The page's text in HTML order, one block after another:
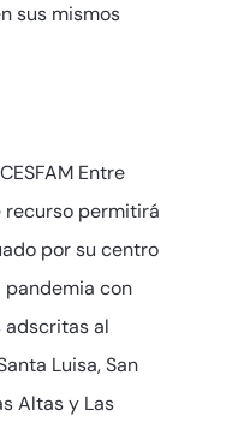
sus mismos
Entre
recurso permitirá
por su centro
con
adscritas al
Luisa, San
Altas y Las